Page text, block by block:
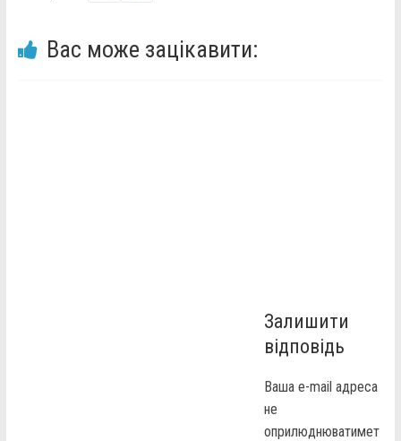
Вас може зацікавити:
Залишити
відповідь
Ваша e-mail адреса
не
оприлюднюватимет